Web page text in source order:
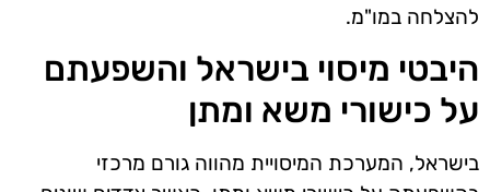
להצלחה במו"מ.
היבטי מיסוי בישראל והשפעתם
על כישורי משא ומתן
בישראל, המערכת המיסויית מהווה גורם מרכזי